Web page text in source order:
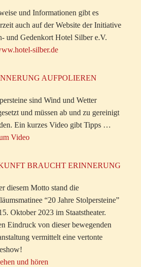
und Informationen gibt es
auch auf der Website der Initiative
und Gedenkort Hotel Silber e.V.
silber.de
AUFPOLIEREN
sind Wind und Wetter
und müssen ab und zu gereinigt
Ein kurzes Video gibt Tipps …
Video
BRAUCHT ERINNERUNG
diesem Motto stand die
“20 Jahre Stolpersteine”
Oktober 2023 im Staatstheater.
Eindruck von dieser bewegenden
vermittelt eine vertonte
und hören